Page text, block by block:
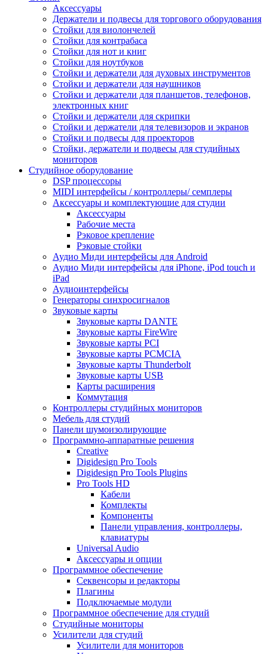
Аксессуары
Держатели и подвесы для торгового оборудования
Стойки для виолончелей
Стойки для контрабаса
Стойки для нот и книг
Стойки для ноутбуков
Стойки и держатели для духовых инструментов
Стойки и держатели для наушников
Стойки и держатели для планшетов, телефонов,
электронных книг
Стойки и держатели для скрипки
Стойки и держатели для телевизоров и экранов
Стойки и подвесы для проекторов
Стойки, держатели и подвесы для студийных
мониторов
Студийное оборудование
DSP процессоры
MIDI интерфейсы / контроллеры/ семплеры
Аксессуары и комплектующие для студии
Аксессуары
Рабочие места
Рэковое крепление
Рэковые стойки
Аудио Миди интерфейсы для Android
Аудио Миди интерфейсы для iPhone, iPod touch и
iPad
Аудиоинтерфейсы
Генераторы синхросигналов
Звуковые карты
Звуковые карты DANTE
Звуковые карты FireWire
Звуковые карты PCI
Звуковые карты PCMCIA
Звуковые карты Thunderbolt
Звуковые карты USB
Карты расширения
Коммутация
Контроллеры студийных мониторов
Мебель для студий
Панели шумоизолирующие
Программно-аппаратные решения
Creative
Digidesign Pro Tools
Digidesign Pro Tools Plugins
Pro Tools HD
Кабели
Комплекты
Компоненты
Панели управления, контроллеры,
клавиатуры
Universal Audio
Аксессуары и опции
Программное обеспечение
Cеквенсоры и редакторы
Плагины
Подключаемые модули
Программное обеспечение для студий
Студийные мониторы
Усилители для студий
Усилители для мониторов